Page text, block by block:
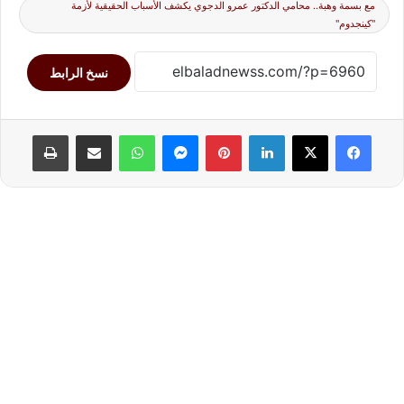
مع بسمة وهبة.. محامي الدكتور عمرو الدجوي يكشف الأسباب الحقيقية لأزمة
"كينجدوم"
نسخ الرابط
لينكدإن بينتيريست واتساب